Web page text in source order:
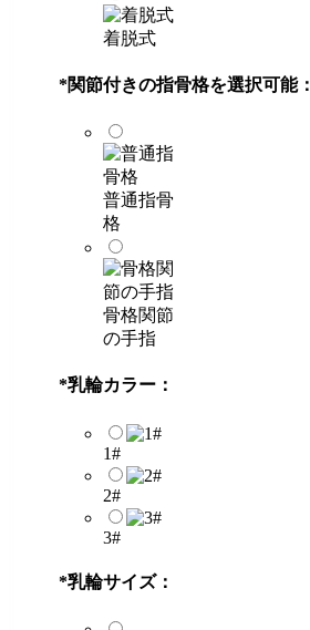
着脱式
*関節付きの指骨格を選択可能：
普通指骨
格
骨格関節
の手指
*乳輪カラー：
1#
2#
3#
*乳輪サイズ：